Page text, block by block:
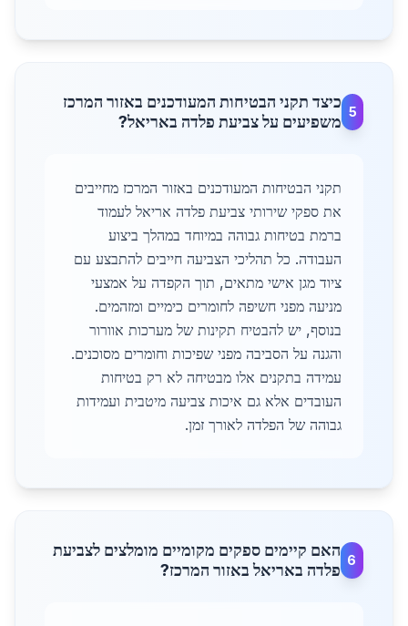
5
כיצד תקני הבטיחות המעודכנים באזור המרכז
משפיעים על צביעת פלדה באריאל?
תקני הבטיחות המעודכנים באזור המרכז מחייבים
את ספקי שירותי צביעת פלדה אריאל לעמוד
ברמת בטיחות גבוהה במיוחד במהלך ביצוע
העבודה. כל תהליכי הצביעה חייבים להתבצע עם
ציוד מגן אישי מתאים, תוך הקפדה על אמצעי
מניעה מפני חשיפה לחומרים כימיים ומזהמים.
בנוסף, יש להבטיח תקינות של מערכות אוורור
והגנה על הסביבה מפני שפיכות וחומרים מסוכנים.
עמידה בתקנים אלו מבטיחה לא רק בטיחות
העובדים אלא גם איכות צביעה מיטבית ועמידות
גבוהה של הפלדה לאורך זמן.
6
האם קיימים ספקים מקומיים מומלצים לצביעת
פלדה באריאל באזור המרכז?